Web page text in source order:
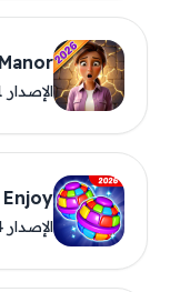
الإصدار 55.0.1
الإصدار 1.3.4